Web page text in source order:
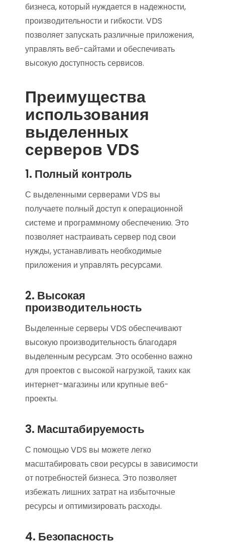
бизнеса, который нуждается в надежности,
производительности и гибкости. VDS
позволяет запускать различные приложения,
управлять веб-сайтами и обеспечивать
высокую доступность сервисов.
Преимущества
использования
выделенных
серверов VDS
1. Полный контроль
С выделенными серверами VDS вы
получаете полный доступ к операционной
системе и программному обеспечению. Это
позволяет настраивать сервер под свои
нужды, устанавливать необходимые
приложения и управлять ресурсами.
2. Высокая
производительность
Выделенные серверы VDS обеспечивают
высокую производительность благодаря
выделенным ресурсам. Это особенно важно
для проектов с высокой нагрузкой, таких как
интернет-магазины или крупные веб-
проекты.
3. Масштабируемость
С помощью VDS вы можете легко
масштабировать свои ресурсы в зависимости
от потребностей бизнеса. Это позволяет
избежать лишних затрат на избыточные
ресурсы и оптимизировать расходы.
4. Безопасность